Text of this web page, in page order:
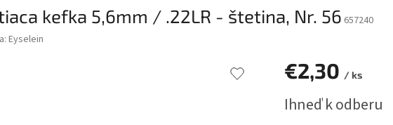
kefka 5,6mm / .22LR - štetina, Nr. 56 657240
Eyselein
€2,30 / ks
cena:
Ihneď k odberu